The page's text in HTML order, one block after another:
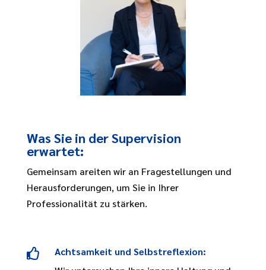
Was Sie in der Supervision
erwartet:
Gemeinsam areiten wir an Fragestellungen und
Herausforderungen, um Sie in Ihrer
Professionalität zu stärken.

Achtsamkeit und Selbstreflexion: